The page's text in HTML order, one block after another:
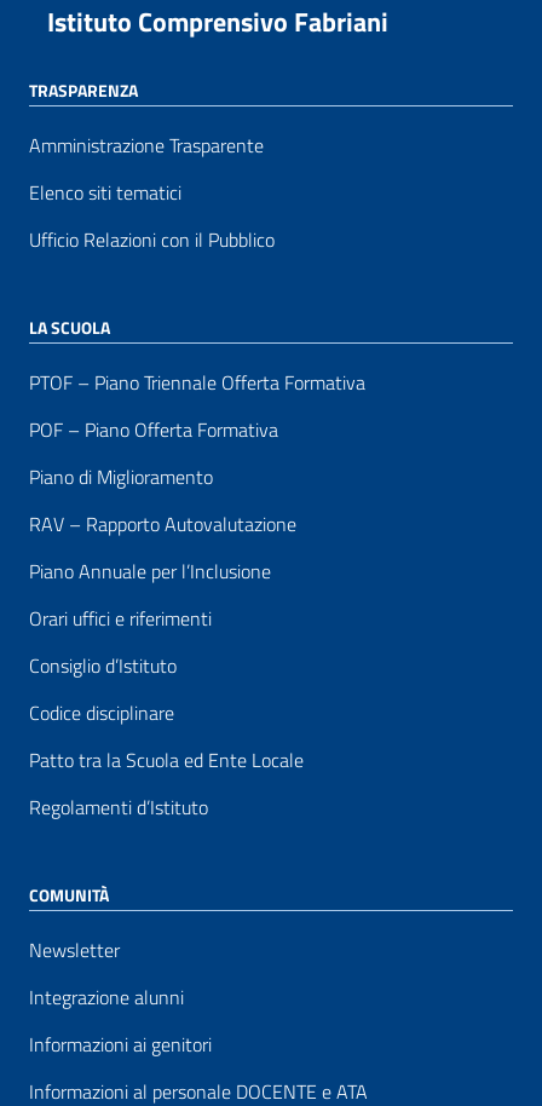
Istituto Comprensivo Fabriani
TRASPARENZA
Amministrazione Trasparente
Elenco siti tematici
Ufficio Relazioni con il Pubblico
LA SCUOLA
PTOF – Piano Triennale Offerta Formativa
POF – Piano Offerta Formativa
Piano di Miglioramento
RAV – Rapporto Autovalutazione
Piano Annuale per l’Inclusione
Orari uffici e riferimenti
Consiglio d’Istituto
Codice disciplinare
Patto tra la Scuola ed Ente Locale
Regolamenti d’Istituto
COMUNITÀ
Newsletter
Integrazione alunni
Informazioni ai genitori
Informazioni al personale DOCENTE e ATA